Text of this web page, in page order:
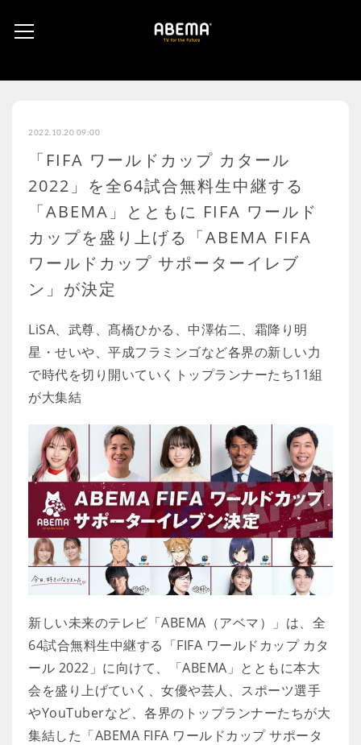
2022.10.20 09:00
「FIFA ワールドカップ カタール
2022」を全64試合無料生中継する
「ABEMA」とともに FIFA ワールド
カップを盛り上げる「ABEMA FIFA
ワールドカップ サポーターイレブ
ン」が決定
LiSA、武尊、髙橋ひかる、中澤佑二、霜降り明
星・せいや、平成フラミンゴなど各界の新しい力
で時代を切り開いていくトップランナーたち11組
が大集結
新しい未来のテレビ「ABEMA（アベマ）」は、全
64試合無料生中継する「FIFA ワールドカップ カタ
ール 2022」に向けて、「ABEMA」とともに本大
会を盛り上げていく、女優や芸人、スポーツ選手
やYouTuberなど、各界のトップランナーたちが大
集結した「ABEMA FIFA ワールドカップ サポータ